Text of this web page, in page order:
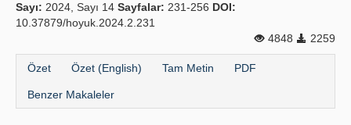
Sayı: 2024, Sayı 14 Sayfalar: 231-256 DOI:
10.37879/hoyuk.2024.2.231
4848
2259
Özet Özet (English) Tam Metin PDF
Benzer Makaleler